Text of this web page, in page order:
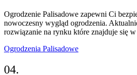
Ogrodzenie Palisadowe zapewni Ci
nowoczesny wygląd ogrodzenia.
rozwiązanie na rynku które znajduje się w
Ogrodzenia Palisadowe
04.